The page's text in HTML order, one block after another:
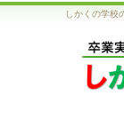
しかくの学校